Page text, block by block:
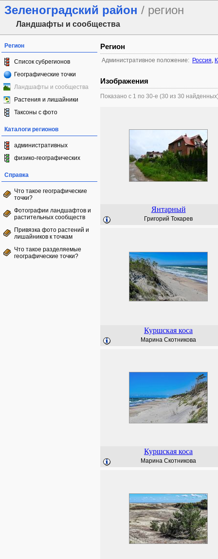
Зеленоградский район / регион
Ландшафты и сообщества
Регион
Список субрегионов
Географические точки
Ландшафты и сообщества
Растения и лишайники
Таксоны с фото
Каталоги регионов
административных
физико-географических
Справка
Что такое географические
точки?
Фотографии ландшафтов и
растительных сообществ
Привязка фото растений и
лишайников к точкам
Что такое разделяемые
географические точки?
Регион
Административное положение: Россия,
Изображения
Показано с 1 по 30-е (30 из 30
Янтарный
Григорий Токарев
Куршская коса
Марина Скотникова
Куршская коса
Марина Скотникова